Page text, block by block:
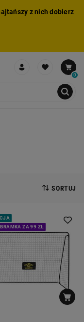
z nich dobierz
0
SORTUJ
ZA 99 ZŁ